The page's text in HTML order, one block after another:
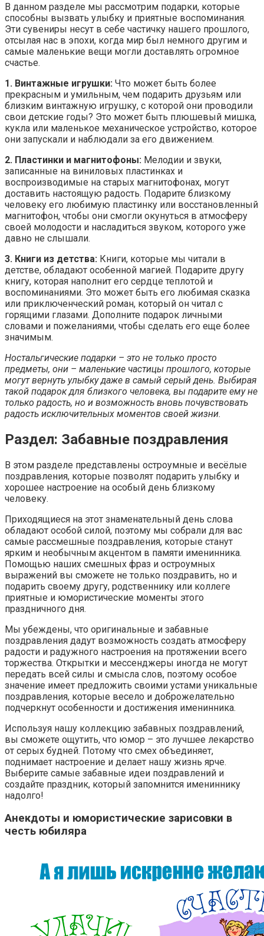
В данном разделе мы рассмотрим подарки, которые
способны вызвать улыбку и приятные воспоминания.
Эти сувениры несут в себе частичку нашего прошлого,
отсылая нас в эпохи, когда мир был немного другим и
самые маленькие вещи могли доставлять огромное
счастье.
1. Винтажные игрушки: Что может быть более
прекрасным и умильным, чем подарить друзьям или
близким винтажную игрушку, с которой они проводили
свои детские годы? Это может быть плюшевый мишка,
кукла или маленькое механическое устройство, которое
они запускали и наблюдали за его движением.
2. Пластинки и магнитофоны: Мелодии и звуки,
записанные на виниловых пластинках и
воспроизводимые на старых магнитофонах, могут
доставить настоящую радость. Подарите близкому
человеку его любимую пластинку или восстановленный
магнитофон, чтобы они смогли окунуться в атмосферу
своей молодости и насладиться звуком, которого уже
давно не слышали.
3. Книги из детства: Книги, которые мы читали в
детстве, обладают особенной магией. Подарите другу
книгу, которая наполнит его сердце теплотой и
воспоминаниями. Это может быть его любимая сказка
или приключенческий роман, который он читал с
горящими глазами. Дополните подарок личными
словами и пожеланиями, чтобы сделать его еще более
значимым.
Ностальгические подарки – это не только просто
предметы, они – маленькие частицы прошлого, которые
могут вернуть улыбку даже в самый серый день. Выбирая
такой подарок для близкого человека, вы подарите ему не
только радость, но и возможность вновь почувствовать
радость исключительных моментов своей жизни.
Раздел: Забавные поздравления
В этом разделе представлены остроумные и весёлые
поздравления, которые позволят подарить улыбку и
хорошее настроение на особый день близкому
человеку.
Приходящиеся на этот знаменательный день слова
обладают особой силой, поэтому мы собрали для вас
самые рассмешные поздравления, которые станут
ярким и необычным акцентом в памяти именинника.
Помощью наших смешных фраз и остроумных
выражений вы сможете не только поздравить, но и
подарить своему другу, родственнику или коллеге
приятные и юмористические моменты этого
праздничного дня.
Мы убеждены, что оригинальные и забавные
поздравления дадут возможность создать атмосферу
радости и радужного настроения на протяжении всего
торжества. Открытки и мессенджеры иногда не могут
передать всей силы и смысла слов, поэтому особое
значение имеет предложить своими устами уникальные
поздравления, которые весело и доброжелательно
подчеркнут особенности и достижения именинника.
Используя нашу коллекцию забавных поздравлений,
вы сможете ощутить, что юмор – это лучшее лекарство
от серых будней. Потому что смех объединяет,
поднимает настроение и делает нашу жизнь ярче.
Выберите самые забавные идеи поздравлений и
создайте праздник, который запомнится имениннику
надолго!
Анекдоты и юмористические зарисовки в
честь юбиляра